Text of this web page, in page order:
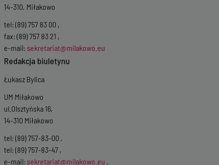
14-310, Miłakowo
tel: (89) 757 83 00 ,
fax: (89) 757 83 21 ,
e-mail: sekretariat@milakowo.eu
Redakcja biuletynu
Łukasz Bylica
UM Miłakowo
ul.Olsztyńska 16,
14-310 Miłakowo
tel: (89) 757-83-00 ,
tel: (89) 757-83-47 ,
e-mail: sekretariat@milakowo.eu ,